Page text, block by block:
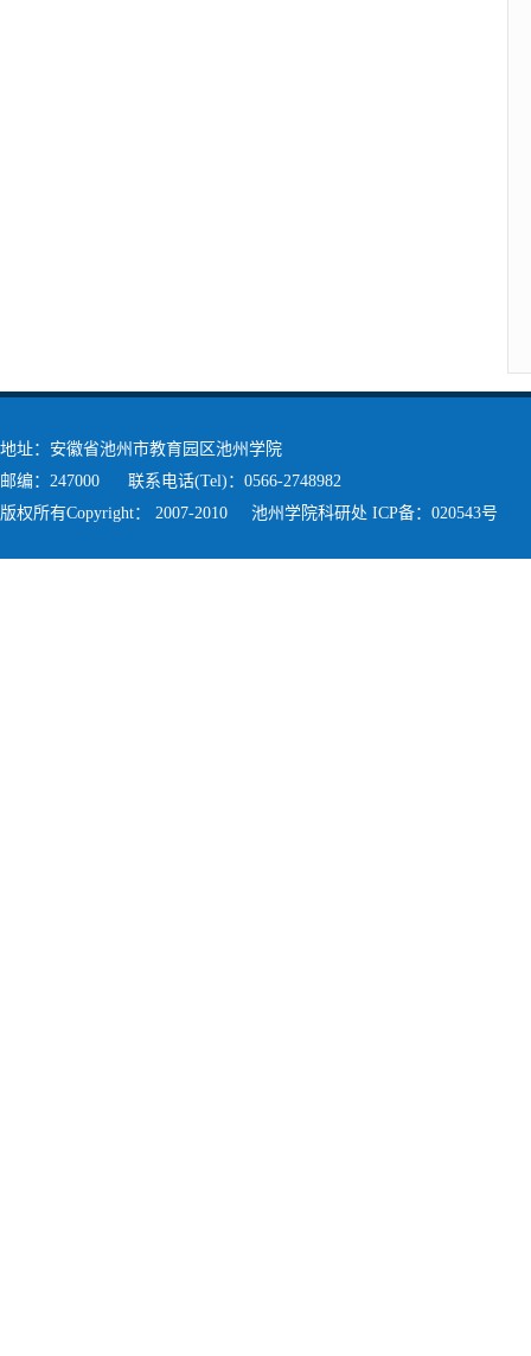
地址：安徽省池州市教育园区池州学院
邮编：247000 联系电话(Tel)：0566-2748982
版权所有Copyright： 2007-2010 池州学院科研处 ICP备：020543号